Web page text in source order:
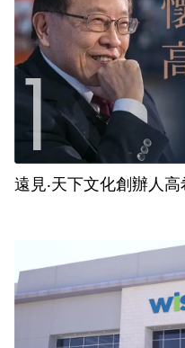
遠見‧天下文化創辦人